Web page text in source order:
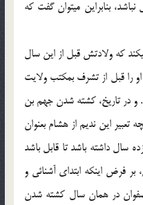
بنابراین میتوان گفت که
که ولادتش قبل از این سال
را قبل از تشرف بمکتب ولایت
در تاریخ، کشته شدن جهم بن
ثبت شده. چنانچه تعبیر این ندیم از هشام بعنوان
سال داشته باشد تا قابل باشد
بر فرض اینکه ابتدای آشنائی و
در همان سال کشته شدن